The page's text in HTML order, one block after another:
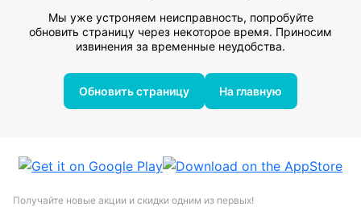
Мы уже устроняем неисправность, попробуйте
обновить страницу через некоторое время. Приносим
извинения за временные неудобства.
Обновить страницу На главную
Получайте новые акции и скидки одним из первых!